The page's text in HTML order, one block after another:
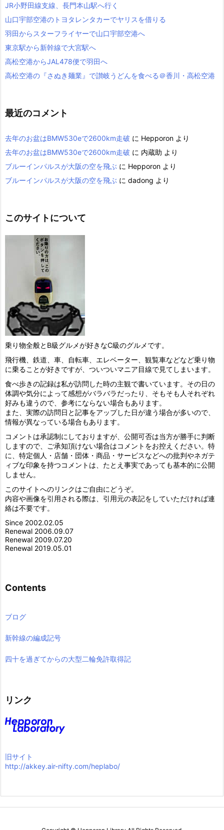
JR小野田線支線、長門本山駅へ行く
山口宇部空港のトヨタレンタカーでヤリスを借りる
羽田からスターフライヤーで山口宇部空港へ
東京駅から新幹線で大宮駅へ
高松空港からJAL478便で羽田へ
高松空港の『さぬき麺業』で讃岐うどんを食べる＠香川・高松空港
最近のコメント
去年のお盆はBMW530eで2600km走破 に Hepporon より
去年のお盆はBMW530eで2600km走破 に 内蔵助 より
ブルーインパルスが大阪の空を飛ぶ に Hepporon より
ブルーインパルスが大阪の空を飛ぶ に dadong より
このサイトについて
乗り物全般とB級グルメが好きなC級のグルメです。
飛行機、鉄道、車、自転車、エレベーター、観覧車などなど乗り物
に乗ることが好きですが、ついついマニア目線で見てしまいます。
食べ歩きの記録は私が訪問した時の主観で書いています。その日の
体調や気分によって感想がバラバラだったり、そもそも人それぞれ
好みも違うので、参考にならない場合もあります。
また、実際の訪問日と記事をアップした日が違う場合が多いので、
情報が異なっている場合もあります。
コメントは承認制にしておりますが、公開可否は当方が勝手に判断
しますので、ご承知頂けない場合はコメントをお控えください。特
に、特定個人・店舗・団体・商品・サービスなどへの批判やネガテ
ィブな印象を持つコメントは、たとえ事実であっても基本的に公開
しません。
このサイトへのリンクはご自由にどうぞ。
内容や画像を引用される際は、引用元の表記をしていただければ連
絡は不要です。
Since 2002.02.05
Renewal 2006.09.07
Renewal 2009.07.20
Renewal 2019.05.01
Contents
ブログ
新幹線の編成記号
四十を過ぎてからの大型二輪免許取得記
リンク
旧サイト
http://akkey.air-nifty.com/heplabo/